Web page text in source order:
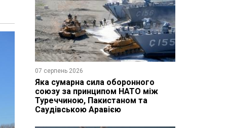
07 серпень 2026
Яка сумарна сила оборонного
союзу за принципом НАТО між
Туреччиною, Пакистаном та
Саудівською Аравією